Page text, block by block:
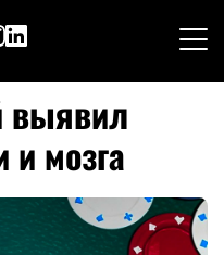
выявил
и мозга